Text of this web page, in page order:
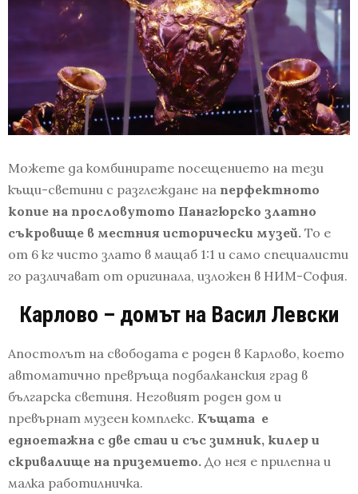
Можете да комбинирате посещението на тези
къщи-светини с разглеждане на перфектното
копие на прословутото Панагюрско златно
съкровище в местния исторически музей. То е
от 6 кг чисто злато в мащаб 1:1 и само специалисти
го различават от оригинала, изложен в НИМ-София.
Карлово – домът на Васил Левски
Апостолът на свободата е роден в Карлово, което
автоматично превръща подбалканския град в
българска светиня. Неговият роден дом и
превърнат музеен комплекс. Къщата е
едноетажна с две стаи и със зимник, килер и
скривалище на приземието. До нея е прилепна и
малка работилничка.